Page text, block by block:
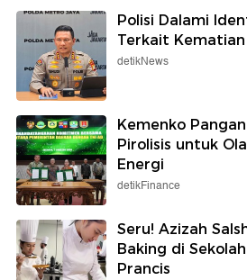
Polisi Dalami
Terkait
detikNews
Kemenko
Pirolisis untuk
Energi
detikFinance
Seru! Azizah
Baking di
Prancis